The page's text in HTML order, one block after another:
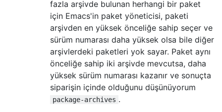
fazla arşivde bulunan herhangi bir paket
için Emacs'in paket yöneticisi, paketi
arşivden en yüksek önceliğe sahip seçer ve
sürüm numarası daha yüksek olsa bile diğer
arşivlerdeki paketleri yok sayar. Paket aynı
önceliğe sahip iki arşivde mevcutsa, daha
yüksek sürüm numarası kazanır ve sonuçta
siparişin içinde olduğunu düşünüyorum
package-archives .